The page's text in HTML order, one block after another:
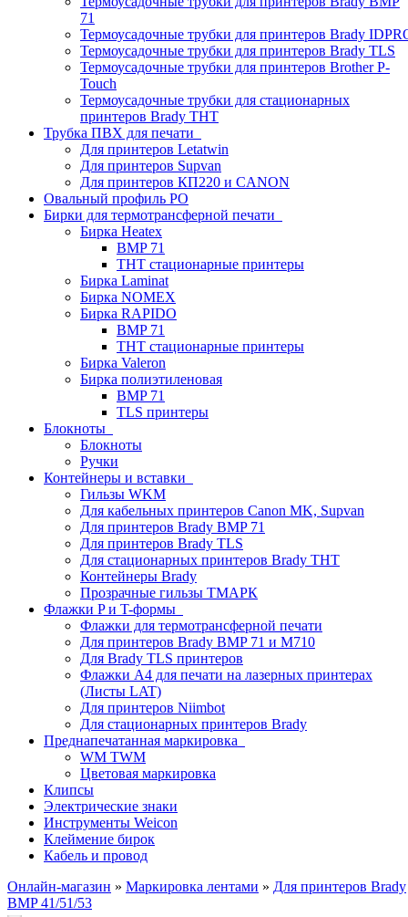
71
Термоусадочные трубки для принтеров Brady
Термоусадочные трубки для принтеров Brady TLS
Термоусадочные трубки для принтеров Brother P-
Touch
Термоусадочные трубки для стационарных
принтеров Brady THT
Трубка ПВХ для печати
Для принтеров Letatwin
Для принтеров Supvan
Для принтеров КП220 и CANON
Овальный профиль PO
Бирки для термотрансферной печати
Бирка Heatex
BMP 71
THT стационарные принтеры
Бирка Laminat
Бирка NOMEX
Бирка RAPIDO
BMP 71
THT стационарные принтеры
Бирка Valeron
Бирка полиэтиленовая
BMP 71
TLS принтеры
Блокноты
Блокноты
Ручки
Контейнеры и вставки
Гильзы WKM
Для кабельных принтеров Canon MK, Supvan
Для принтеров Brady BMP 71
Для принтеров Brady TLS
Для стационарных принтеров Brady THT
Контейнеры Brady
Прозрачные гильзы ТМАРК
Флажки P и T-формы
Флажки для термотрансферной печати
Для принтеров Brady BMP 71 и M710
Для Brady TLS принтеров
Флажки A4 для печати на лазерных принтерах
(Листы LAT)
Для принтеров Niimbot
Для стационарных принтеров Brady
Преднапечатанная маркировка
WM TWM
Цветовая маркировка
Клипсы
Электрические знаки
Инструменты Weicon
Клеймение бирок
Кабель и провод
Онлайн-магазин » Маркировка лентами » Для принтеров Brady
BMP 41/51/53